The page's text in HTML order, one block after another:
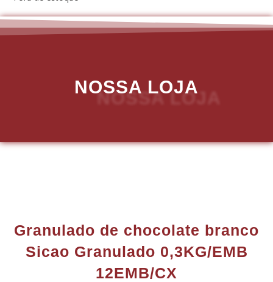
NOSSA LOJA
Granulado de chocolate branco
Sicao Granulado 0,3KG/EMB
12EMB/CX